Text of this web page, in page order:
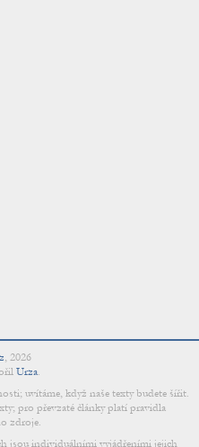
, 2026
Urza.
uvítáme, když naše texty budete šířit.
pro převzaté články platí pravidla
zdroje.
jsou individuálními vyjádřeními jejich